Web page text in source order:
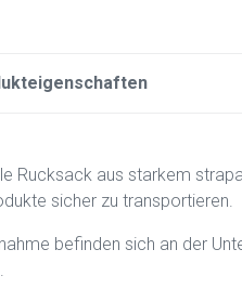
Rucksack aus starkem
sicher zu transportieren.
befinden sich an der